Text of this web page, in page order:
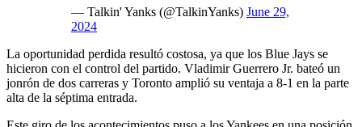
— Talkin' Yanks (@TalkinYanks) June 29,
2024
La oportunidad perdida resultó costosa, ya que los Blue Jays se
hicieron con el control del partido. Vladimir Guerrero Jr. bateó un
jonrón de dos carreras y Toronto amplió su ventaja a 8-1 en la parte
alta de la séptima entrada.